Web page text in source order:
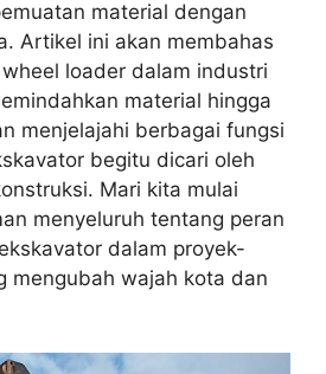
material dengan
Artikel ini akan membahas
loader dalam industri
material hingga
menjelajahi berbagai fungsi
begitu dicari oleh
Mari kita mulai
menyeluruh tentang peran
dalam proyek-
mengubah wajah kota dan